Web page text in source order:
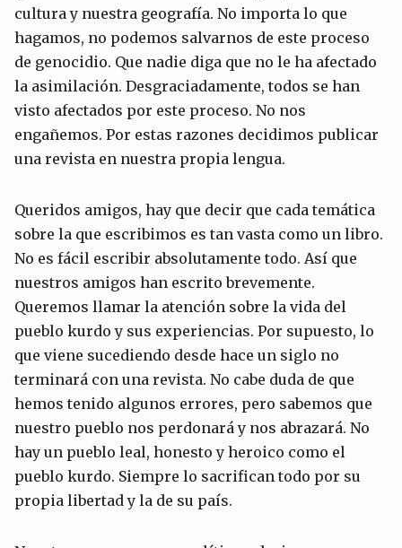
cultura y nuestra geografía. No importa lo que
hagamos, no podemos salvarnos de este proceso
de genocidio. Que nadie diga que no le ha afectado
la asimilación. Desgraciadamente, todos se han
visto afectados por este proceso. No nos
engañemos. Por estas razones decidimos publicar
una revista en nuestra propia lengua.
Queridos amigos, hay que decir que cada temática
sobre la que escribimos es tan vasta como un libro.
No es fácil escribir absolutamente todo. Así que
nuestros amigos han escrito brevemente.
Queremos llamar la atención sobre la vida del
pueblo kurdo y sus experiencias. Por supuesto, lo
que viene sucediendo desde hace un siglo no
terminará con una revista. No cabe duda de que
hemos tenido algunos errores, pero sabemos que
nuestro pueblo nos perdonará y nos abrazará. No
hay un pueblo leal, honesto y heroico como el
pueblo kurdo. Siempre lo sacrifican todo por su
propia libertad y la de su país.